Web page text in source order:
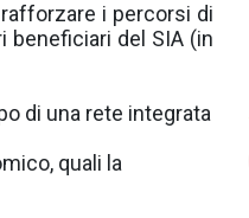
i percorsi di
beneficiari del SIA (in
di una rete integrata
quali la